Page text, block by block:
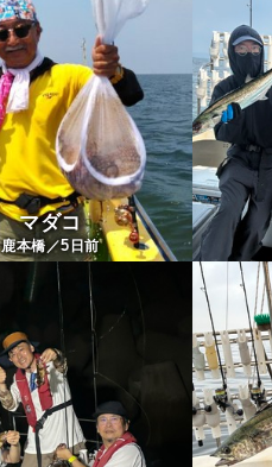
マダコ
鹿本橋／5日前